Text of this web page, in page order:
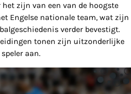
zijn van een van de hoogste
Engelse nationale team, wat zijn
verder bevestigt.
tonen zijn uitzonderlijke
aan.